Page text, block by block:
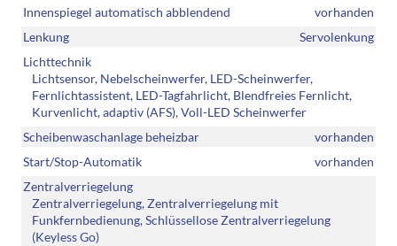
Innenspiegel automatisch abblendend
vorhanden
Lenkung
Servolenkung
Lichttechnik
Lichtsensor, Nebelscheinwerfer, LED-Scheinwerfer,
Fernlichtassistent, LED-Tagfahrlicht, Blendfreies Fernlicht,
Kurvenlicht, adaptiv (AFS), Voll-LED Scheinwerfer
Scheibenwaschanlage beheizbar
vorhanden
Start/Stop-Automatik
vorhanden
Zentralverriegelung
Zentralverriegelung, Zentralverriegelung mit
Funkfernbedienung, Schlüssellose Zentralverriegelung
(Keyless Go)